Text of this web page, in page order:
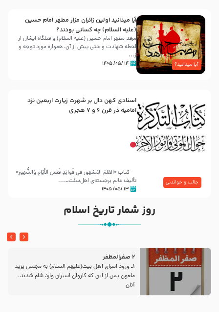
آیا میدانید؟
آیا میدانید اولین زائران مزار مطهر امام حسین
(علیه السلام) چه کسانی بودند؟
مرقد مطهر امام حسین (علیه السلام) و قتلگاه ایشان از
لحظه شهادت و حتی پیش از آن، همواره مورد توجه و
ز...
۱۴ /۰۵/ ۱۴۰۵
جالب و خواندنی
اسنادی کهن دال بر شهرت زیارت اربعین نزد
امامیه در قرن ۶ و ۷ هجری
کتاب «العَلَمُ المَشهور في فَوائِدِ فَضلِ الأيّامِ وَالشُّهورِ»
تألیف عالم برجسته‌ی اهل‌سنّت…...
۱۳ /۰۵/ ۱۴۰۵
روز شمار تاریخ اسلام
2 صفرالمظفر
1ـ ورود اسراى اهل بیت‌(علیهم السلام) به مجلس یزید
ملعون پس از این كه كاروان اسیران وارد شام شدند،
آنان